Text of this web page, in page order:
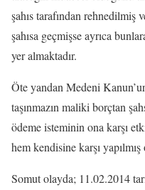
şahıs tarafından rehnedilmiş
şahısa geçmişse ayrıca
yer almaktadır.
Öte yandan Medeni
taşınmazın maliki borçtan
ödeme isteminin ona karşı
hem kendisine karşı yapılmış
Somut olayda; 11.02.2014